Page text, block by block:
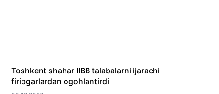
Toshkent shahar IIBB talabalarni ijarachi
firibgarlardan ogohlantirdi